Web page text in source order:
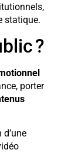
statique.
?
porter